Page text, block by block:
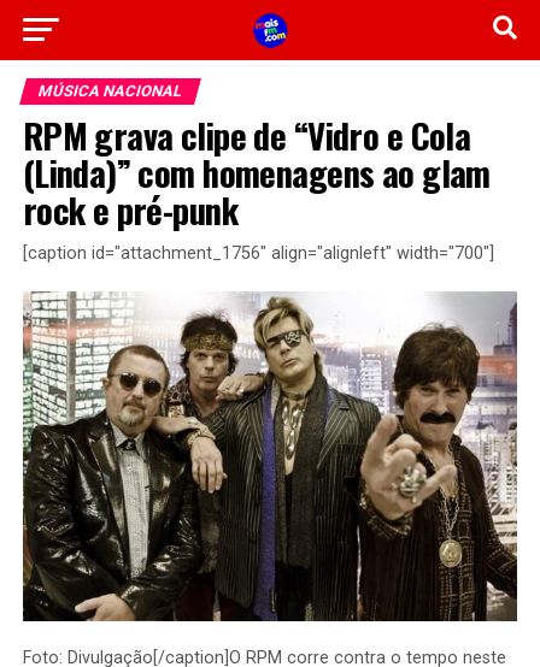
MÚSICA NACIONAL
RPM grava clipe de “Vidro e Cola
(Linda)” com homenagens ao glam
rock e pré-punk
[caption id="attachment_1756" align="alignleft" width="700"]
Foto: Divulgação[/caption]O RPM corre contra o tempo neste